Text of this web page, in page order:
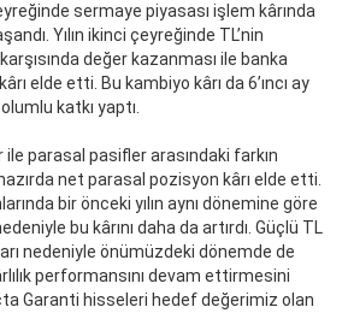
sermaye piyasası işlem kârında
Yılın ikinci çeyreğinde TL’nin
değer kazanması ile banka
elde etti. Bu kambiyo kârı da 6’ıncı ay
katkı yaptı.
parasal pasifler arasındaki farkın
net parasal pozisyon kârı elde etti.
bir önceki yılın aynı dönemine göre
bu kârını daha da artırdı. Güçlü TL
nedeniyle önümüzdeki dönemde de
performansını devam ettirmesini
Garanti hisseleri hedef değerimiz olan